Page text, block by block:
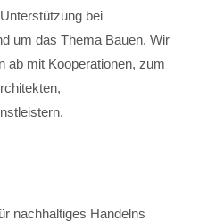
bei
um das Thema Bauen. Wir
ab mit Kooperationen, zum
nachhaltiges Handelns